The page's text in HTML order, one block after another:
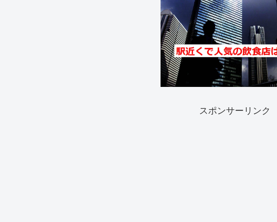
スポンサーリンク